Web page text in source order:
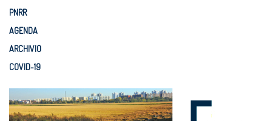
PNRR
AGENDA
ARCHIVIO
COVID-19